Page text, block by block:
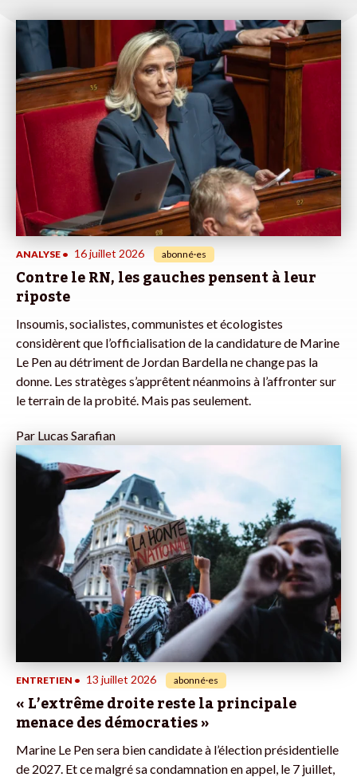
ANALYSE • 16 juillet 2026 abonné·es
Contre le RN, les gauches pensent à leur
riposte
Insoumis, socialistes, communistes et écologistes
considèrent que l’officialisation de la candidature de Marine
Le Pen au détriment de Jordan Bardella ne change pas la
donne. Les stratèges s’apprêtent néanmoins à l’affronter sur
le terrain de la probité. Mais pas seulement.
Par Lucas Sarafian
ENTRETIEN • 13 juillet 2026 abonné·es
« L’extrême droite reste la principale
menace des démocraties »
Marine Le Pen sera bien candidate à l’élection présidentielle
de 2027. Et ce malgré sa condamnation en appel, le 7 juillet,